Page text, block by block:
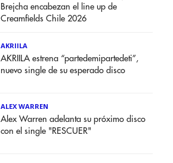
Brejcha encabezan el line up de
Creamfields Chile 2026
AKRIILA
AKRIILA estrena “partedemipartedeti”,
nuevo single de su esperado disco
ALEX WARREN
Alex Warren adelanta su próximo disco
con el single "RESCUER"